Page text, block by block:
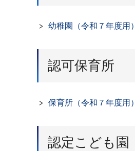
幼稚園（令和７年度用）
認可保育所
保育所（令和７年度用）
認定こども園